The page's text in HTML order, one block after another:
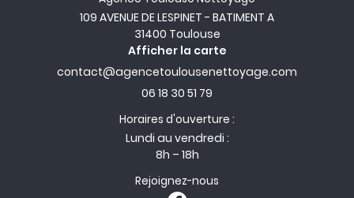
109 AVENUE DE LESPINET - BATIMENT A
31400 Toulouse
Afficher la carte
06 18 30 51 79
Horaires d'ouverture :
Lundi au vendredi :
8h – 18h
Rejoignez-nous